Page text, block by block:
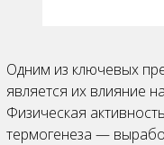
Одним из ключевых
является их влияние
Физическая
термогенеза —